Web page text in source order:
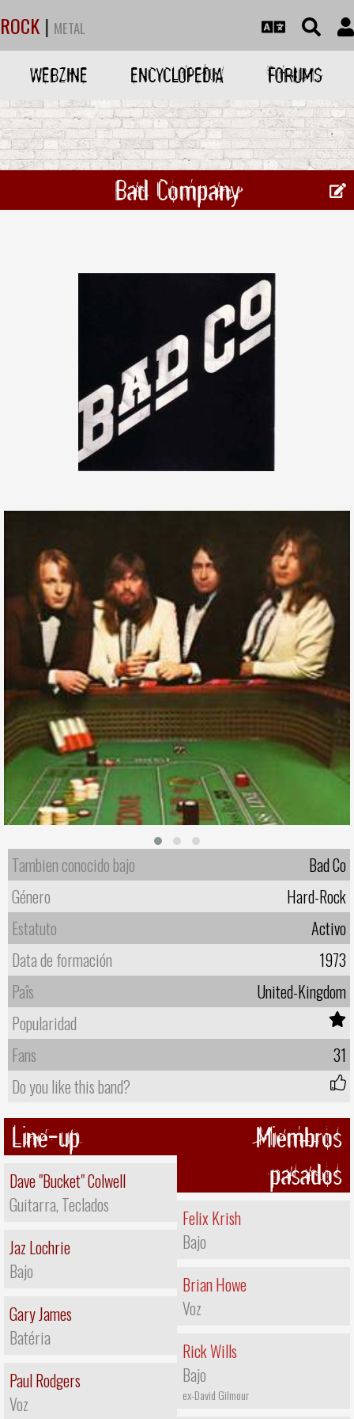
ROCK | METAL
WEBZINE ENCYCLOPEDIA FORUMS
Bad Company
Tambien conocido bajo
Bad Co
Género
Hard-Rock
Estatuto
Activo
Data de formación
1973
Paîs
United-Kingdom
Popularidad
Fans
31
Do you like this band?
Line-up
Dave "Bucket" Colwell
Guitarra, Teclados
Jaz Lochrie
Bajo
Gary James
Batéria
Paul Rodgers
Voz
Miembros
pasados
Felix Krish
Bajo
Brian Howe
Voz
Rick Wills
Bajo
ex-David Gilmour